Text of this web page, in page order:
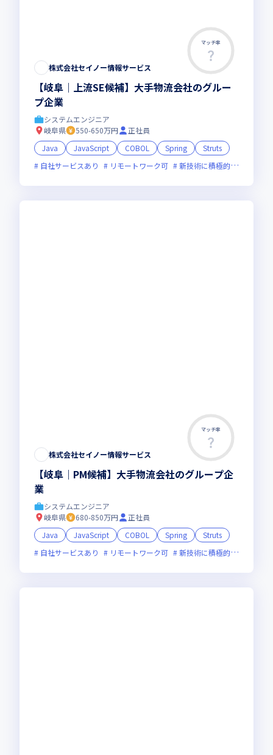
マッチ率
株式会社セイノー情報サービス
【岐阜｜上流SE候補】大手物流会社のグルー
プ企業
システムエンジニア
岐阜県
550-650万円
正社員
Java
JavaScript COBOL Spring
Struts
自社サービスあり
リモートワーク可 新技術に積極的
マッチ率
株式会社セイノー情報サービス
【岐阜｜PM候補】大手物流会社のグループ企
業
システムエンジニア
岐阜県
680-850万円
正社員
Java
JavaScript COBOL Spring
Struts
自社サービスあり
リモートワーク可 新技術に積極的